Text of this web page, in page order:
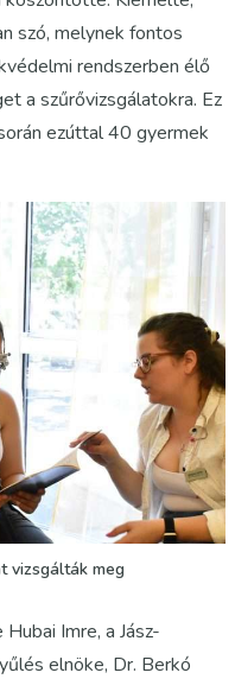
szó, melynek fontos
rendszerben élő
a szűrővizsgálatokra. Ez
ezúttal 40 gyermek
vizsgálták meg
Imre, a Jász-
elnöke, Dr. Berkó